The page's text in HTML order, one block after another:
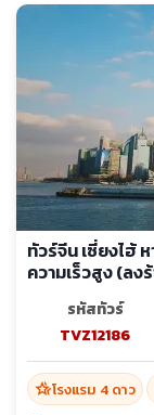
ทัวร์จีน เซี่ยงไฮ้
ความเร็วสูง (ลง
รหัสทัวร์
TVZ12186
hotel_classโรงแรม 4 ดาว